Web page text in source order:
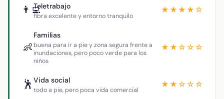
👨‍💻Teletrabajo
fibra excelente y entorno tranquilo
★★★★☆
👶
Familias
buena para ir a pie y zona segura frente a
inundaciones, pero poco verde para los
niños
★★☆☆☆
🕺 Vida social
todo a pie, pero poca vida comercial
★★☆☆☆